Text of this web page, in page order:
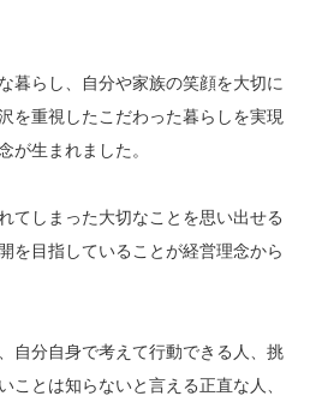
暮らし、自分や家族の笑顔を大切に
を重視したこだわった暮らしを実現
が生まれました。
てしまった大切なことを思い出せる
を目指していることが経営理念から
自分自身で考えて行動できる人、挑
ことは知らないと言える正直な人、